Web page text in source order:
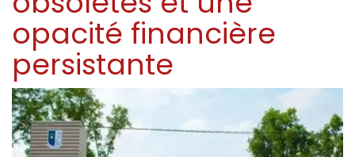
opacité financière
persistante